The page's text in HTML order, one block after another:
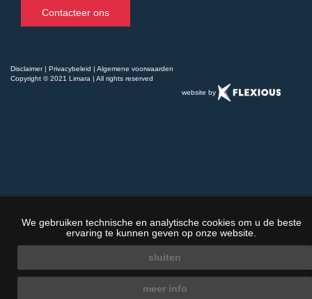
We gebruiken technische en analytische cookies om u de beste
ervaring te kunnen geven op onze website.
sluiten
meer info
Contacteer ons
Disclaimer| Privacybeleid | Algemene voorwaarden
Copyright © 2021 Limara | All rights reserved
website by